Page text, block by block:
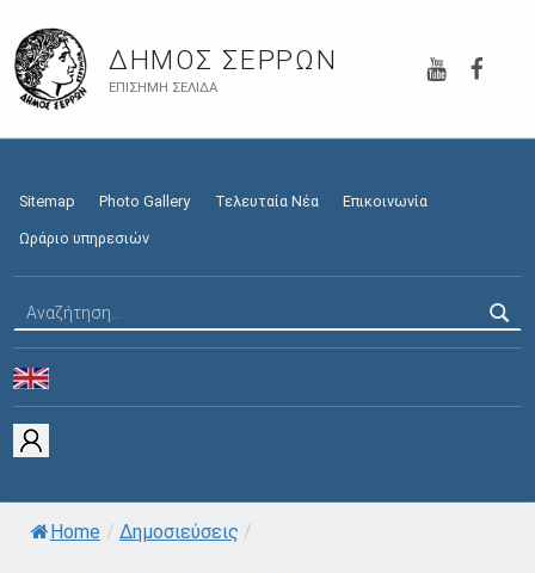
ΔΉΜΟΣ ΣΕΡΡΏΝ
ΕΠΊΣΗΜΗ ΣΕΛΊΔΑ
Sitemap Photo Gallery Τελευταία Νέα Επικοινωνία
Ωράριο υπηρεσιών
Home / Δημοσιεύσεις /